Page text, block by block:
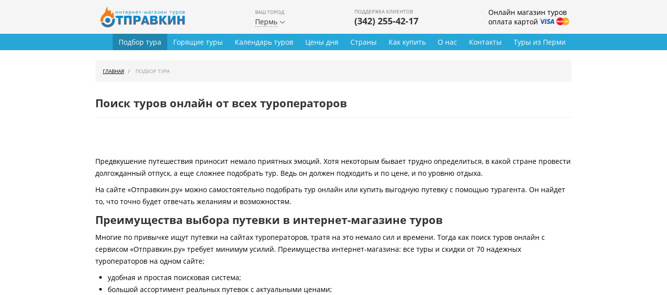
ВАШ ГОРОД
Пермь
ПОДДЕРЖКА КЛИЕНТОВ
(342) 255-42-17
Онлайн магазин туров
оплата картой
Туры из Перми
Подбор тура Горящие туры Календарь туров Цены дня Страны Как купить О нас Контакты
ГЛАВНАЯ ПОДБОР ТУРА
Поиск туров онлайн от всех туроператоров
Предвкушение путешествия приносит немало приятных эмоций. Хотя некоторым бывает трудно определиться, в какой стране провести
долгожданный отпуск, а еще сложнее подобрать тур. Ведь он должен подходить и по цене, и по уровню отдыха.
На сайте «Отправкин.ру» можно самостоятельно подобрать тур онлайн или купить выгодную путевку с помощью турагента. Он найдет
то, что точно будет отвечать желаниям и возможностям.
Преимущества выбора путевки в интернет-магазине туров
Многие по привычке ищут путевки на сайтах туроператоров, тратя на это немало сил и времени. Тогда как поиск туров онлайн с
сервисом «Отправкин.ру» требует минимум усилий. Преимущества интернет-магазина: все туры и скидки от 70 надежных
туроператоров на одном сайте;
удобная и простая поисковая система;
большой ассортимент реальных путевок с актуальными ценами;